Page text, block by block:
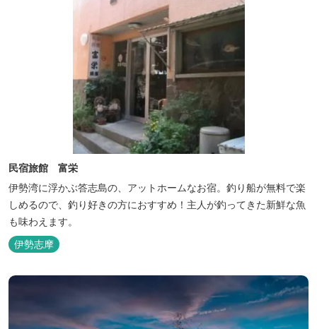
民宿旅館 富栄
伊勢湾に浮かぶ答志島の、アットホームなお宿。釣り船が無料で楽
しめるので、釣り好きの方におすすめ！主人が釣ってきた新鮮な魚
も味わえます。
伊勢志摩